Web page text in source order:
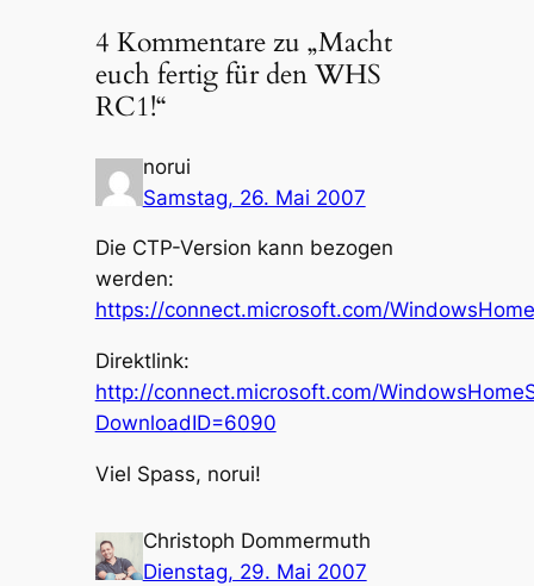
4 Kommentare zu „Macht
euch fertig für den WHS
RC1!“
norui
Samstag, 26. Mai 2007
Die CTP-Version kann bezogen
werden:
https://connect.microsoft.com/
Direktlink:
http://connect.microsoft.com/
DownloadID=6090
Viel Spass, norui!
Christoph Dommermuth
Dienstag, 29. Mai 2007